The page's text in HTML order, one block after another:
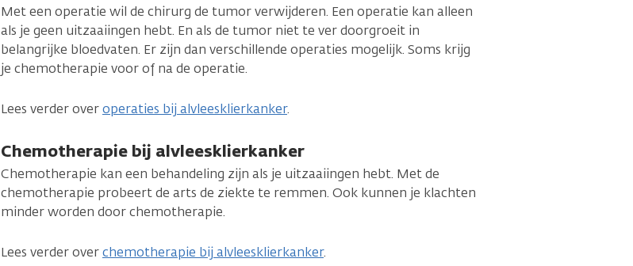
Met een operatie wil de chirurg de tumor verwijderen. Een operatie kan alleen
als je geen uitzaaiingen hebt. En als de tumor niet te ver doorgroeit in
belangrijke bloedvaten. Er zijn dan verschillende operaties mogelijk. Soms krijg
je chemotherapie voor of na de operatie.
Lees verder overoperaties bij alvleesklierkanker.
Chemotherapie bij alvleesklierkanker
Chemotherapie kan een behandeling zijn als je uitzaaiingen hebt. Met de
chemotherapie probeert de arts de ziekte te remmen. Ook kunnen je klachten
minder worden door chemotherapie.
Lees verder overchemotherapie bij alvleesklierkanker.